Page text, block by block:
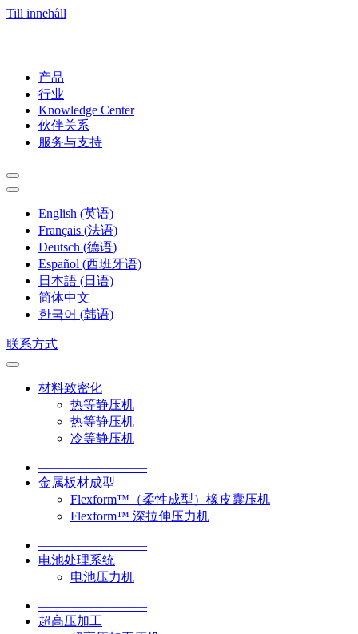
Till innehåll
产品
行业
Knowledge Center
伙伴关系
服务与支持
English (英语)
Français (法语)
Deutsch (德语)
Español (西班牙语)
日本語 (日语)
简体中文
한국어 (韩语)
联系方式
材料致密化
热等静压机
热等静压机
冷等静压机
–––––––––––––––––
金属板材成型
Flexform™（柔性成型）橡皮囊压机
Flexform™ 深拉伸压力机
–––––––––––––––––
电池处理系统
电池压力机
–––––––––––––––––
超高压加工